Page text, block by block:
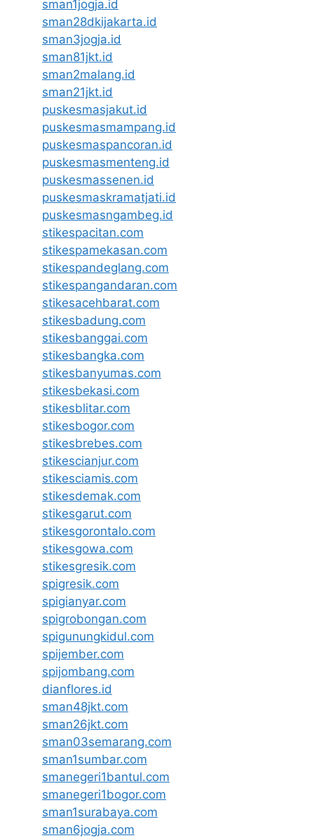
sman1jogja.id
sman28dkijakarta.id
sman3jogja.id
sman81jkt.id
sman2malang.id
sman21jkt.id
puskesmasjakut.id
puskesmasmampang.id
puskesmaspancoran.id
puskesmasmenteng.id
puskesmassenen.id
puskesmaskramatjati.id
puskesmasngambeg.id
stikespacitan.com
stikespamekasan.com
stikespandeglang.com
stikespangandaran.com
stikesacehbarat.com
stikesbadung.com
stikesbanggai.com
stikesbangka.com
stikesbanyumas.com
stikesbekasi.com
stikesblitar.com
stikesbogor.com
stikesbrebes.com
stikescianjur.com
stikesciamis.com
stikesdemak.com
stikesgarut.com
stikesgorontalo.com
stikesgowa.com
stikesgresik.com
spigresik.com
spigianyar.com
spigrobongan.com
spigunungkidul.com
spijember.com
spijombang.com
dianflores.id
sman48jkt.com
sman26jkt.com
sman03semarang.com
sman1sumbar.com
smanegeri1bantul.com
smanegeri1bogor.com
sman1surabaya.com
sman6jogja.com